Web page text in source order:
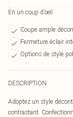
En un coup d’œil
Coupe ample
Fermeture éclair
Options de style
DESCRIPTION
Adoptez un style
contrastant.